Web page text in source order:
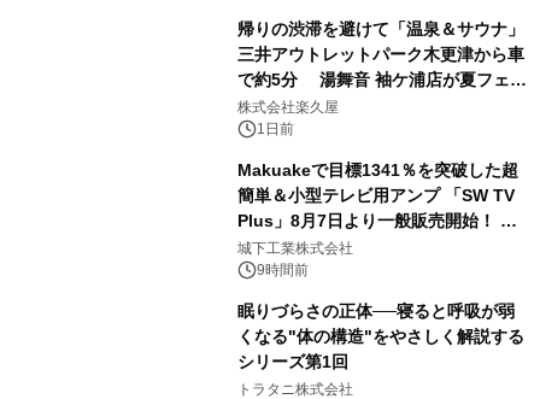
帰りの渋滞を避けて「温泉＆サウナ」
三井アウトレットパーク木更津から車
で約5分 湯舞音 袖ケ浦店が夏フェア
メニューを提供
株式会社楽久屋
1日前
Makuakeで目標1341％を突破した超
簡単＆小型テレビ用アンプ 「SW TV
Plus」8月7日より一般販売開始！ ケ
ーブル1本つなぐだけ、テレビの音が
ぐっと豊かに
城下工業株式会社
9時間前
眠りづらさの正体──寝ると呼吸が弱
くなる"体の構造"をやさしく解説する
シリーズ第1回
トラタニ株式会社